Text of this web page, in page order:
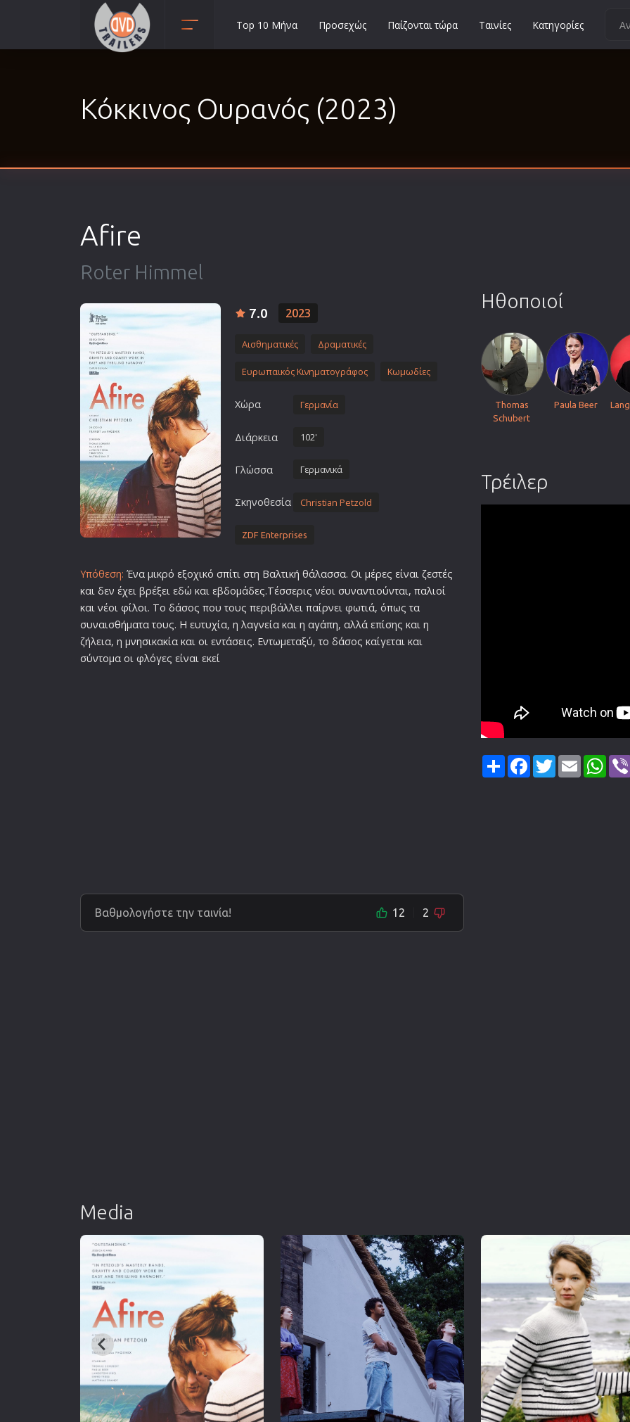
Αισθηματικές
Ελληνικός Κινηματογράφος
Επιβίωσης
Επιστημονικής Φαντασίας
Ευρωπαικός Κινηματογράφος
Θρησκευτικές
Θρίλερ
Καταστροφής
Κλασσικές
Μικρού Μήκους
Σπορ
Top 10 Μήνα Προσεχώς Παίζονται τώρα Ταινίες Κατηγορίες
Κόκκινος Ουρανός (2023)
Afire
Roter Himmel
7.0 2023
Αισθηματικές Δραματικές
Ευρωπαικός Κινηματογράφος Κωμωδίες
Χώρα Γερμανία
Διάρκεια 102'
Γλώσσα Γερμανικά
Σκηνοθεσία Christian Petzold
ZDF Enterprises
Υπόθεση: Ένα μικρό εξοχικό σπίτι στη Βαλτική θάλασσα. Οι μέρες είναι ζεστές
και δεν έχει βρέξει εδώ και εβδομάδες.Τέσσερις νέοι συναντιούνται, παλιοί
και νέοι φίλοι. Το δάσος που τους περιβάλλει παίρνει φωτιά, όπως τα
συναισθήματα τους. Η ευτυχία, η λαγνεία και η αγάπη, αλλά επίσης και η
ζήλεια, η μνησικακία και οι εντάσεις. Εντωμεταξύ, το δάσος καίγεται και
σύντομα οι φλόγες είναι εκεί
Βαθμολογήστε την ταινία! 12 2
Ηθοποιοί
Thomas
Schubert
Paula Beer
Τρέιλερ
ShareFacebook
TwitterEmail
Media